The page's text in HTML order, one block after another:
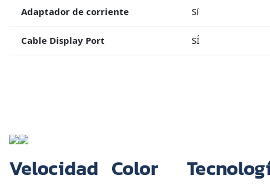
Adaptador de corriente Sí
Cable Display Port SÍ
Velocidad Color